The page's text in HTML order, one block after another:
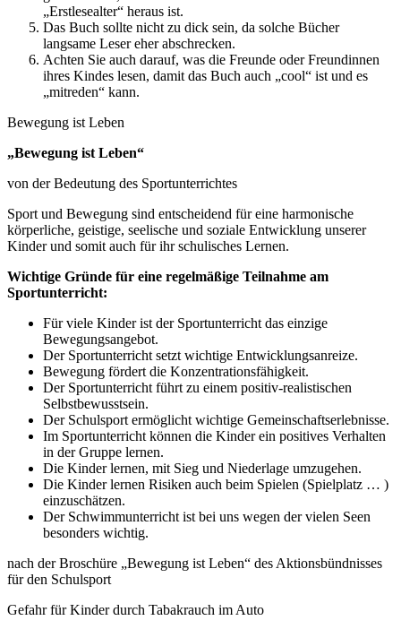
„Erstlesealter“ heraus ist.
Das Buch sollte nicht zu dick sein, da solche Bücher
langsame Leser eher abschrecken.
Achten Sie auch darauf, was die Freunde oder Freundinnen
ihres Kindes lesen, damit das Buch auch „cool“ ist und es
„mitreden“ kann.
Bewegung ist Leben
„Bewegung ist Leben“
von der Bedeutung des Sportunterrichtes
Sport und Bewegung sind entscheidend für eine harmonische
körperliche, geistige, seelische und soziale Entwicklung unserer
Kinder und somit auch für ihr schulisches Lernen.
Wichtige Gründe für eine regelmäßige Teilnahme am
Sportunterricht:
Für viele Kinder ist der Sportunterricht das einzige
Bewegungsangebot.
Der Sportunterricht setzt wichtige Entwicklungsanreize.
Bewegung fördert die Konzentrationsfähigkeit.
Der Sportunterricht führt zu einem positiv-realistischen
Selbstbewusstsein.
Der Schulsport ermöglicht wichtige Gemeinschaftserlebnisse.
Im Sportunterricht können die Kinder ein positives Verhalten
in der Gruppe lernen.
Die Kinder lernen, mit Sieg und Niederlage umzugehen.
Die Kinder lernen Risiken auch beim Spielen (Spielplatz … )
einzuschätzen.
Der Schwimmunterricht ist bei uns wegen der vielen Seen
besonders wichtig.
nach der Broschüre „Bewegung ist Leben“ des Aktionsbündnisses
für den Schulsport
Gefahr für Kinder durch Tabakrauch im Auto